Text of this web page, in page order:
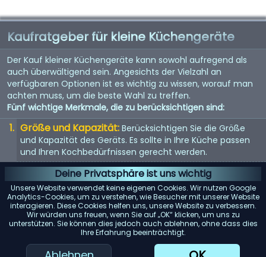
Deine Privatsphäre ist uns wichtig
Unsere Website verwendet keine eigenen Cookies. Wir nutzen Google
Analytics-Cookies, um zu verstehen, wie Besucher mit unserer Website
interagieren. Diese Cookies helfen uns, unsere Website zu verbessern.
Wir würden uns freuen, wenn Sie auf „OK“ klicken, um uns zu
unterstützen. Sie können dies jedoch auch ablehnen, ohne dass dies
Ihre Erfahrung beeinträchtigt.
Kaufratgeber für kleine Küchengeräte
Der Kauf kleiner Küchengeräte kann sowohl aufregend als
auch überwältigend sein. Angesichts der Vielzahl an
verfügbaren Optionen ist es wichtig zu wissen, worauf man
achten muss, um die beste Wahl zu treffen.
Fünf wichtige Merkmale, die zu berücksichtigen sind:
Größe und Kapazität: Berücksichtigen Sie die Größe
und Kapazität des Geräts. Es sollte in Ihre Küche passen
und Ihren Kochbedürfnissen gerecht werden.
Energieeffizienz: Energieeffiziente Geräte sparen nicht
nur Geld bei der Stromrechnung, sondern sind auch
umweltfreundlich.
Benutzerfreundlichkeit: Suchen Sie nach Geräten mit
benutzerfreundlichen Bedienelementen und Funktionen.
Sie sollten einfach zu bedienen und zu reinigen sein.